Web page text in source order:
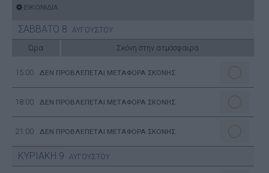
ΕΙΚΟΝΙΔΙΑ
ΣΑΒΒΑΤΟ 8 ΑΥΓΟΥΣΤΟΥ
Ώρα Σκόνη στην ατμόσφαιρα
15:00 ΔΕΝ ΠΡΟΒΛΕΠΕΤΑΙ ΜΕΤΑΦΟΡΑ ΣΚΟΝΗΣ
18:00 ΔΕΝ ΠΡΟΒΛΕΠΕΤΑΙ ΜΕΤΑΦΟΡΑ ΣΚΟΝΗΣ
21:00 ΔΕΝ ΠΡΟΒΛΕΠΕΤΑΙ ΜΕΤΑΦΟΡΑ ΣΚΟΝΗΣ
ΚΥΡΙΑΚΗ 9 ΑΥΓΟΥΣΤΟΥ